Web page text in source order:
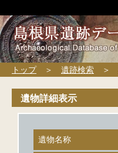
トップ＞ 遺跡検索 ＞
遺物詳細表示
遺物名称